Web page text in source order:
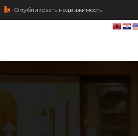
Опубликовать недвижимость